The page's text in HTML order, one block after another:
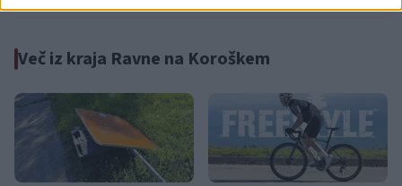
Več iz kraja Ravne na Koroškem